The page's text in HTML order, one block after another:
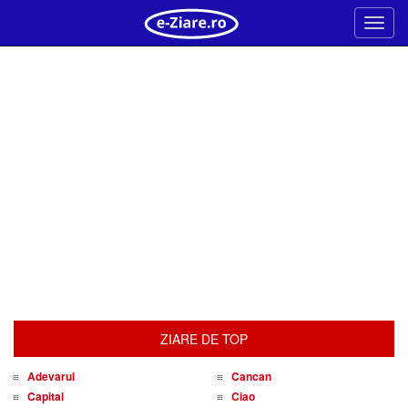
Meniu
ZIARE DE TOP
Adevarul
Cancan
Capital
Ciao